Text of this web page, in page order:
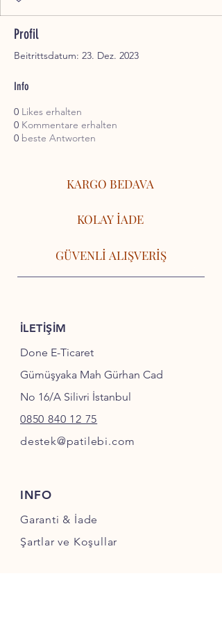
Profil
Beitrittsdatum: 23. Dez. 2023
Info
0 Likes erhalten
0 Kommentare erhalten
0 beste Antworten
KARGO BEDAVA
KOLAY İADE
GÜVENLİ ALIŞVERİŞ
İLETİŞİM
Done E-Ticaret
Gümüşyaka Mah Gürhan Cad
No 16/A Silivri İstanbul
0850 840 12 75
destek@patilebi.com
INFO
Garanti & İade
Şartlar ve Koşullar